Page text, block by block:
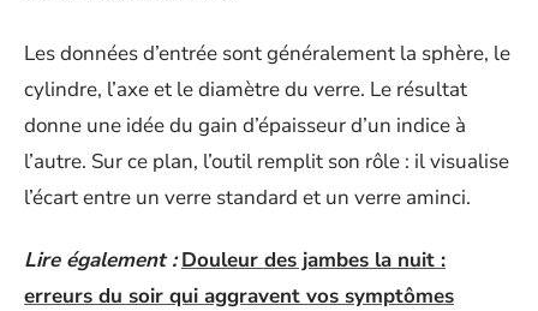
Les données d’entrée sont généralement la sphère, le
cylindre, l’axe et le diamètre du verre. Le résultat
donne une idée du gain d’épaisseur d’un indice à
l’autre. Sur ce plan, l’outil remplit son rôle : il visualise
l’écart entre un verre standard et un verre aminci.
Lire également : Douleur des jambes la nuit :
erreurs du soir qui aggravent vos symptômes